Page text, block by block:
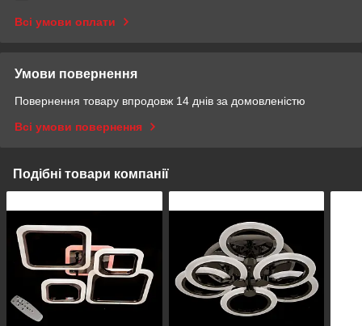
Всі умови оплати
Умови повернення
Повернення товару впродовж 14 днів за домовленістю
Всі умови повернення
Подібні товари компанії